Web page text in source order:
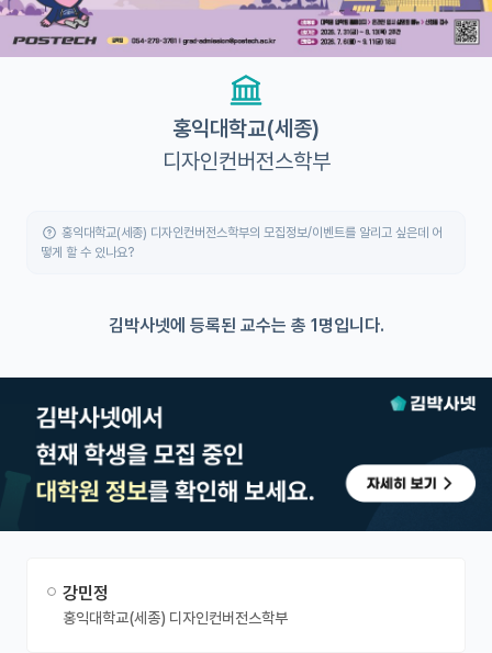
유학교육
홍익대학교(세종)
디자인컨버전스학부
홍익대학교(세종) 디자인컨버전스학부의 모집정보/이벤트를 알리고 싶은데 어
떻게 할 수 있나요?
김박사넷에 등록된 교수는 총 1명입니다.
강민정
홍익대학교(세종) 디자인컨버전스학부